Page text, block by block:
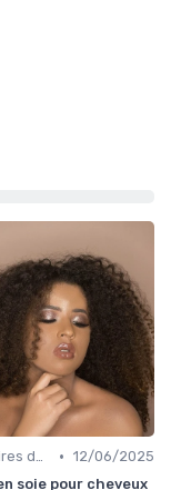
Accessoires de Protection • 12/06/2025
soie pour cheveux